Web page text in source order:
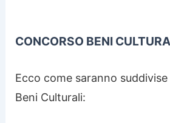
CONCORSO BENI
Ecco come saranno
Beni Culturali: